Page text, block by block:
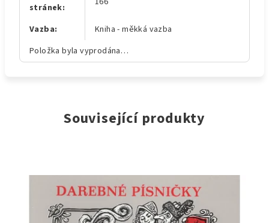
stránek:
Vazba:
Kniha - měkká vazba
Položka byla vyprodána…
Související produkty